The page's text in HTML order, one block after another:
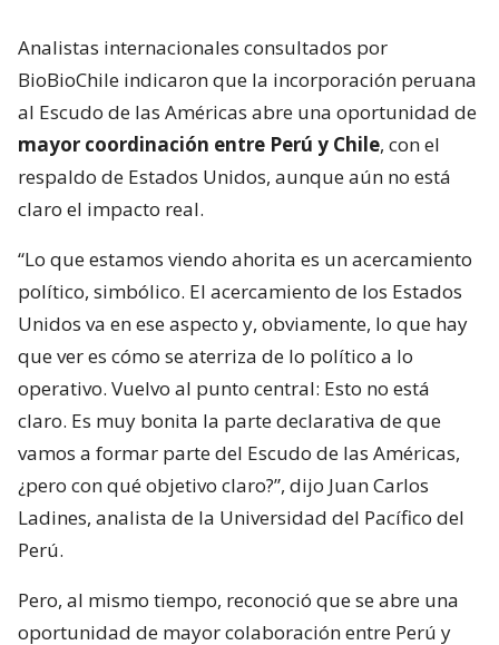
Analistas internacionales consultados por
BioBioChile indicaron que la incorporación peruana
al Escudo de las Américas abre una oportunidad de
mayor coordinación entre Perú y Chile, con el
respaldo de Estados Unidos, aunque aún no está
claro el impacto real.
“Lo que estamos viendo ahorita es un acercamiento
político, simbólico. El acercamiento de los Estados
Unidos va en ese aspecto y, obviamente, lo que hay
que ver es cómo se aterriza de lo político a lo
operativo. Vuelvo al punto central: Esto no está
claro. Es muy bonita la parte declarativa de que
vamos a formar parte del Escudo de las Américas,
¿pero con qué objetivo claro?”, dijo Juan Carlos
Ladines, analista de la Universidad del Pacífico del
Perú.
Pero, al mismo tiempo, reconoció que se abre una
oportunidad de mayor colaboración entre Perú y